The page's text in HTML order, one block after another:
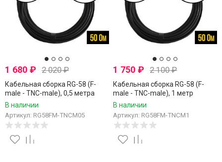
1 680 ₽ 2 020₽
Кабельная сборка RG-58 (F-
male - TNC-male), 0,5 метра
В наличии
Артикул: RG58FM-TNCM05
1 750₽ 2 100₽
Кабельная сборка RG-58 (F-
male - TNC-male), 1 метр
В наличии
Артикул: RG58FM-TNCM1